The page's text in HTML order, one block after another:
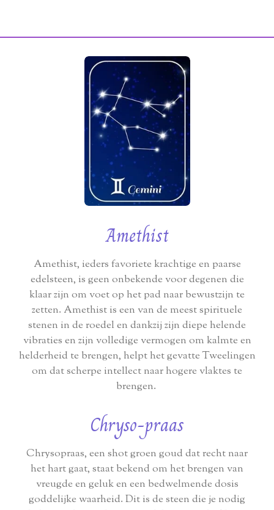
Amethist
Amethist, ieders favoriete krachtige en paarse
edelsteen, is geen onbekende voor degenen die
klaar zijn om voet op het pad naar bewustzijn te
zetten. Amethist is een van de meest spirituele
stenen in de roedel en dankzij zijn diepe helende
vibraties en zijn volledige vermogen om kalmte en
helderheid te brengen, helpt het gevatte Tweelingen
om dat scherpe intellect naar hogere vlaktes te
brengen.
Chryso-praas
Chrysopraas, een shot groen goud dat recht naar
het hart gaat, staat bekend om het brengen van
vreugde en geluk en een bedwelmende dosis
goddelijke waarheid. Dit is de steen die je nodig